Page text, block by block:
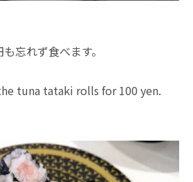
忘れず食べます。
tuna tataki rolls for 100 yen.